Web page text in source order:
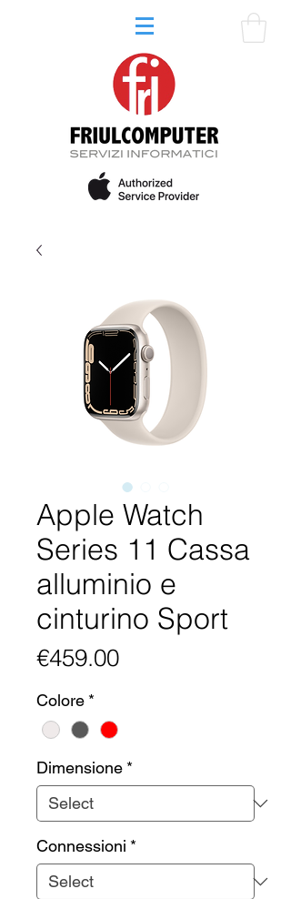
Apple Watch
Series 11 Cassa
alluminio e
cinturino Sport
€459.00Price
Colore *
Dimensione *
Connessioni *